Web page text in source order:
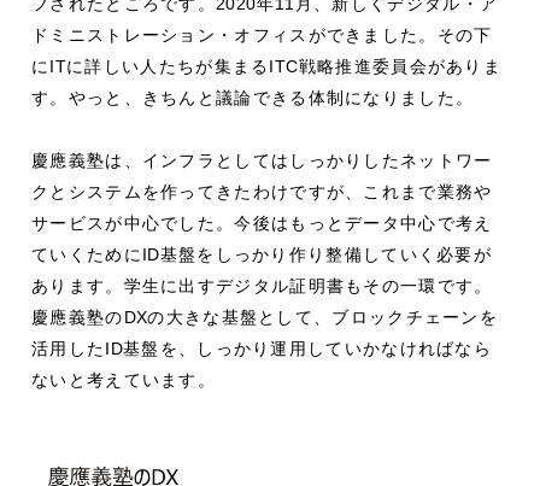
ドミニストレーション・オフィスができました。その下
に ITに詳しい人たちが集まるITC戦略推進委員会がありま
す。やっと、きちんと議論できる体制になりました。
慶應義塾は、インフラとしてはしっかりしたネットワー
クとシステムを作ってきたわけですが、これまで業務や
サービスが中心でした。今後はもっとデータ中心で考え
ていくために ID基盤をしっかり作り整備していく必要が
あります。学生に出すデジタル証明書もその一環です。
慶應義塾のDXの大きな基盤として、ブロックチェーンを
活用したID基盤を、しっかり運用していかなければなら
ないと考えています。